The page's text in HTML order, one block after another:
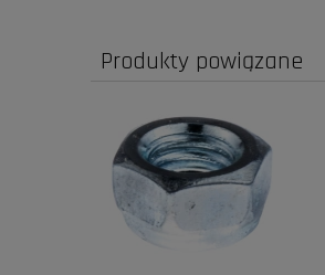
Produkty powiązane